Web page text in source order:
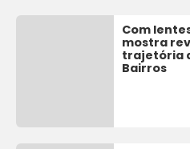
Com
mostra
trajetória
Bairros